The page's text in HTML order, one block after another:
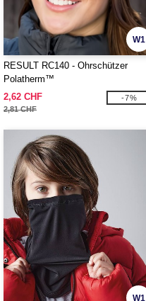
W1
RESULT RC140 - Ohrschützer
Polatherm™
2,62 CHF
2,81 CHF
-7%
W1